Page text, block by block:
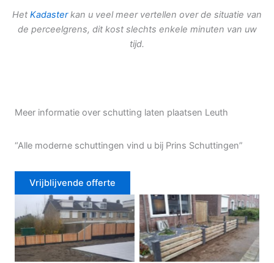
Het Kadasterkan u veel meer vertellen over de situatie van
de perceelgrens, dit kost slechts enkele minuten van uw
tijd.
Meer informatie over schutting laten plaatsen Leuth
“Alle moderne schuttingen vind u bij Prins Schuttingen”
Vrijblijvende offerte
Douglas schutting Tuinhek voortuin